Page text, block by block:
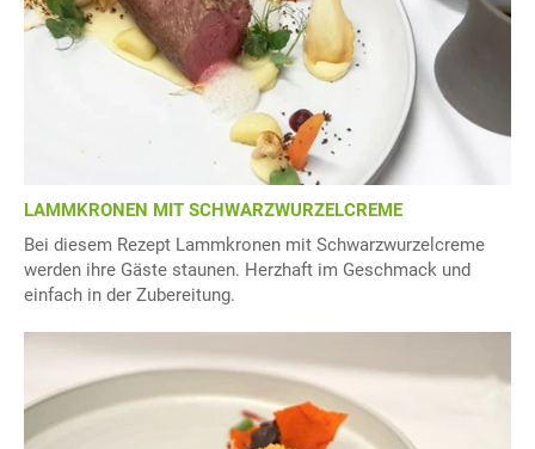
LAMMKRONEN MIT SCHWARZWURZELCREME
Bei diesem Rezept Lammkronen mit Schwarzwurzelcreme
werden ihre Gäste staunen. Herzhaft im Geschmack und
einfach in der Zubereitung.